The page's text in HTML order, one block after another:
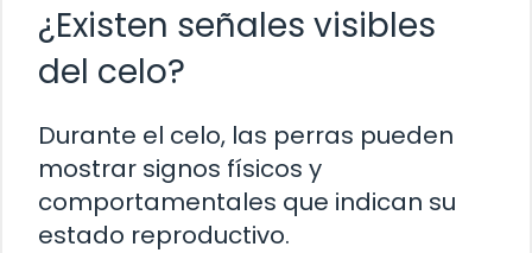
¿Existen señales visibles
del celo?
Durante el celo, las perras pueden
mostrar signos físicos y
comportamentales que indican su
estado reproductivo.